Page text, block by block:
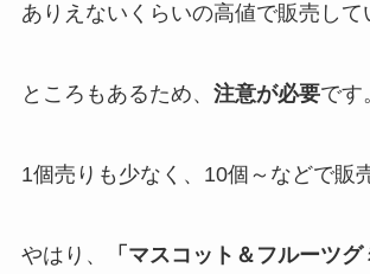
ありえないくらいの高値で販売して
ところもあるため、 注意が必要です
1個売りも少なく、10個～などで販
やはり、 「マスコット＆フルーツグ